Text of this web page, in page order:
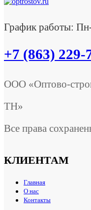
График работы:
+7 (863) 229-
ООО «Оптово-
ТН»
Все права
КЛИЕНТАМ
Главная
О нас
Контакты